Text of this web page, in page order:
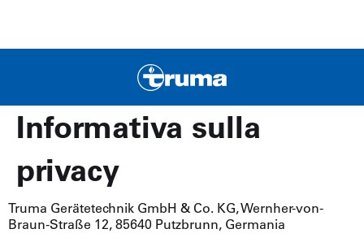
Informativa sulla
privacy
Truma Gerätetechnik GmbH & Co. KG, Wernher-von-
Braun-Straße 12, 85640 Putzbrunn, Germania